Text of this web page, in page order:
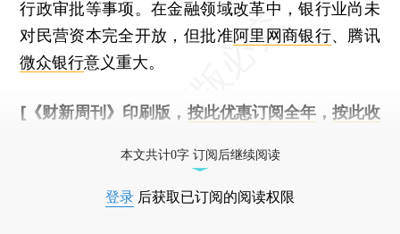
行政审批等事项。在金融领域改革中，银行业尚未
对民营资本完全开放，但批准阿里网商银行、腾讯
微众银行意义重大。
[《财新周刊》印刷版， 按此优惠订阅全年， 按此收
本文共计0字 订阅后继续阅读
登录 后获取已订阅的阅读权限